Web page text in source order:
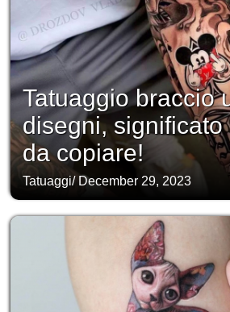
Tatuaggio braccio
disegni, significato
da copiare!
Tatuaggi/ December 29, 2023